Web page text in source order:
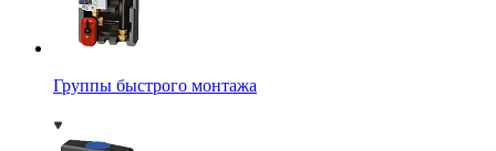
Группы быстрого монтажа